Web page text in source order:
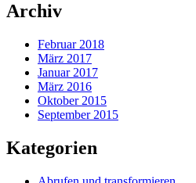
Archiv
Februar 2018
März 2017
Januar 2017
März 2016
Oktober 2015
September 2015
Kategorien